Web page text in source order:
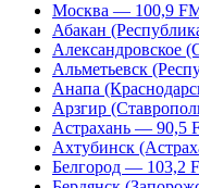
Москва — 100,9
Абакан
Александровское
Альметьевск
Анапа
Арзгир
Астрахань — 90,5
Ахтубинск
Белгород — 103,2